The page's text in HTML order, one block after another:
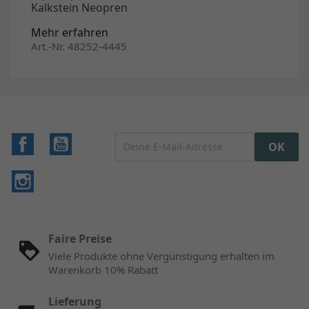
Kalkstein Neopren
Mehr erfahren
Art.-Nr. 48252-4445
Facebook
Faire Preise
Viele Produkte ohne Vergünstigung erhalten im
Warenkorb 10% Rabatt
Lieferung